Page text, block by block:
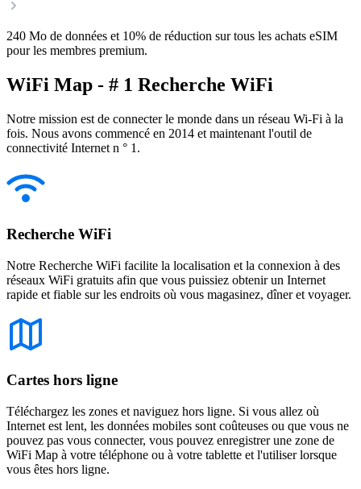
240 Mo de données et 10% de réduction sur tous les achats eSIM
pour les membres premium.
WiFi Map - # 1 Recherche WiFi
Notre mission est de connecter le monde dans un réseau Wi-Fi à la
fois. Nous avons commencé en 2014 et maintenant l'outil de
connectivité Internet n ° 1.
Recherche WiFi
Notre Recherche WiFi facilite la localisation et la connexion à des
réseaux WiFi gratuits afin que vous puissiez obtenir un Internet
rapide et fiable sur les endroits où vous magasinez, dîner et voyager.
Cartes hors ligne
Téléchargez les zones et naviguez hors ligne. Si vous allez où
Internet est lent, les données mobiles sont coûteuses ou que vous ne
pouvez pas vous connecter, vous pouvez enregistrer une zone de
WiFi Map à votre téléphone ou à votre tablette et l'utiliser lorsque
vous êtes hors ligne.